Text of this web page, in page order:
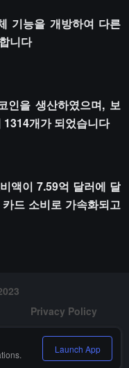
기능을 개방하여 다른
니다
인을 생산하였으며, 보
개가 되었습니다
액이 7.59억 달러에 달
드 소비로 가속화되고
Privacy Policy
Launch App